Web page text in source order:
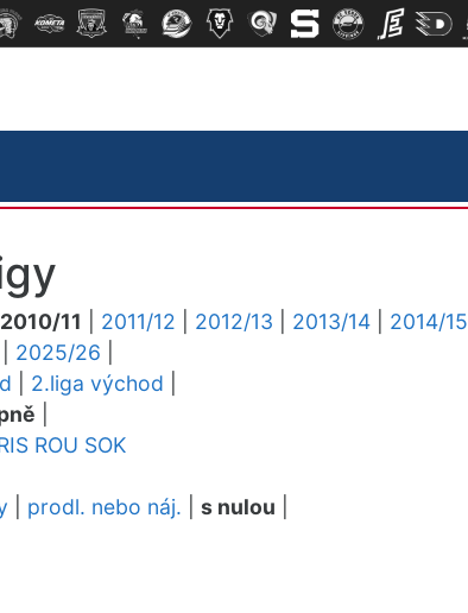
2010/11 2011/12 2012/13 2013/14 2014/15
2025/26
2.liga východ
ROU SOK
prodl. nebo náj. s nulou